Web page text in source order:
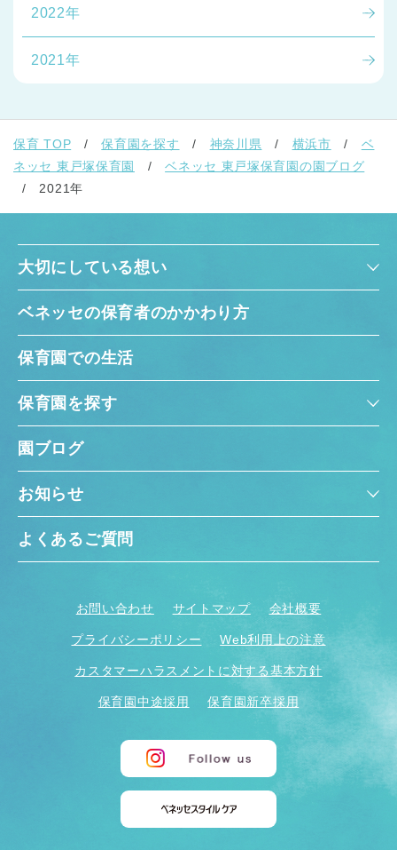
2022年
2021年
保育 TOP 保育園を探す 神奈川県 横浜市
ベ
ネッセ 東戸塚保育園
ベネッセ 東戸塚保育園の園ブログ
2021年
大切にしている想い
ベネッセの保育者のかかわり方
保育園での生活
保育園を探す
園ブログ
お知らせ
よくあるご質問
お問い合わせ サイトマップ 会社概要
プライバシーポリシー Web利用上の注意
カスタマーハラスメントに対する基本方針
保育園中途採用 保育園新卒採用